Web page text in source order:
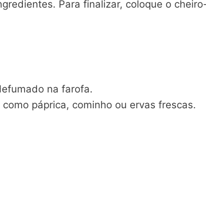
Para finalizar, coloque o
na farofa.
páprica, cominho ou ervas frescas.